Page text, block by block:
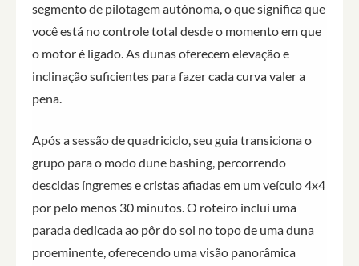
segmento de pilotagem autônoma, o que significa que
você está no controle total desde o momento em que
o motor é ligado. As dunas oferecem elevação e
inclinação suficientes para fazer cada curva valer a
pena.
Após a sessão de quadriciclo, seu guia transiciona o
grupo para o modo dune bashing, percorrendo
descidas íngremes e cristas afiadas em um veículo 4x4
por pelo menos 30 minutos. O roteiro inclui uma
parada dedicada ao pôr do sol no topo de uma duna
proeminente, oferecendo uma visão panorâmica